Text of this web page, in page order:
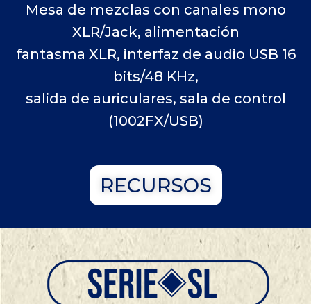
Mesa de mezclas con canales mono
XLR/Jack, alimentación
fantasma XLR, interfaz de audio USB 16
bits/48 KHz,
salida de auriculares, sala de control
(1002FX/USB)
RECURSOS